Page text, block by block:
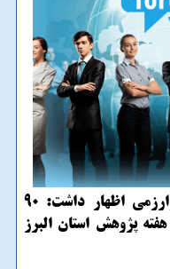
انجمن پارسیان: رئیس دانشگاه خوارزمی اظهار داشت: 90
پژوهش استان البرز